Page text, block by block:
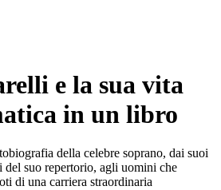
e la sua vita
in un libro
della celebre soprano, dai suoi
suo repertorio, agli uomini che
di una carriera straordinaria